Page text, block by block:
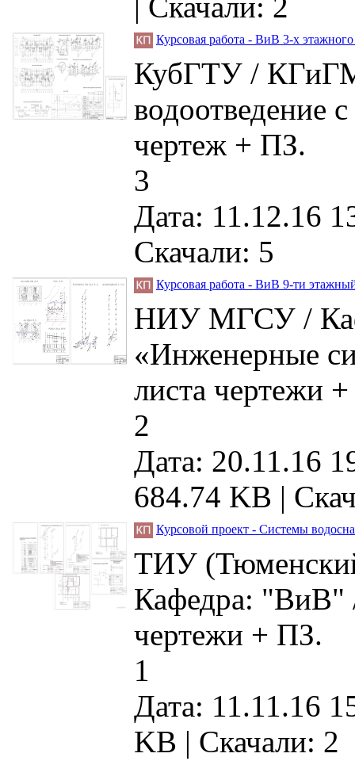
Курсовая работа - ВиВ 3-х
КубГТУ /
водоотведение
чертеж + ПЗ.
3
Дата: 11.12.16
Скачали: 5
Курсовая работа - ВиВ 9-ти
НИУ МГСУ /
«Инженерные
листа чертежи
2
Дата: 20.11.16
684.74 KB |
Курсовой проект - Системы
ТИУ
Кафедра: "ВиВ"
чертежи + ПЗ.
1
Дата: 11.11.16
KB | Скачали: 2